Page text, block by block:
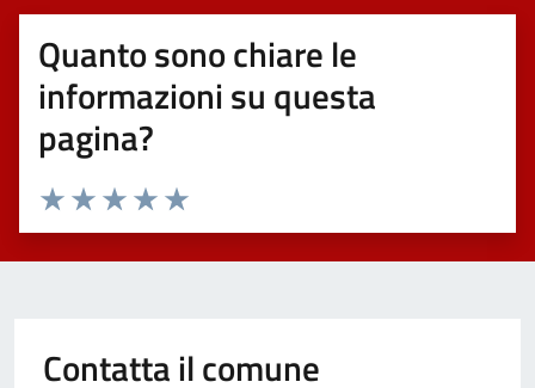
Quanto sono chiare le
informazioni su questa
pagina?
Valuta 5 stelle su 5
Valuta 4 stelle su 5
Valuta 3 stelle su 5
Valuta 2 stelle su 5
Valuta 1 stelle su 5
Contatta il comune